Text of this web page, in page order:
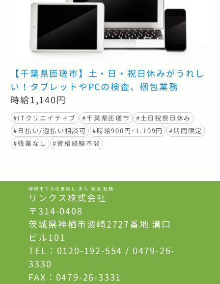
【千葉県匝瑳市】土・日・祝日休みがうれし
い！タブレットやPCの検査、梱包業務
時給1,140円
#ITクリエイティブ #千葉県匝瑳市
#土日祝祭日休み
#日払い/週払い相談可
#時給900円~1.199円
#期間限定
#残業なし
#資格経験不問
神栖市でお仕事探し 求人 派遣 転職
リンクス株式会社
〒314-0408
茨城県神栖市波崎2727番地 溝口
ビル101
TEL： 0120-192-554 / 0479-26-
3330
FAX：0479-26-3331